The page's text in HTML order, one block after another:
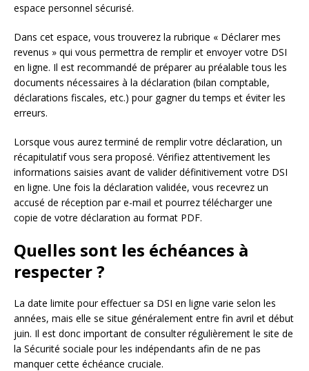
espace personnel sécurisé.
Dans cet espace, vous trouverez la rubrique « Déclarer mes
revenus » qui vous permettra de remplir et envoyer votre DSI
en ligne. Il est recommandé de préparer au préalable tous les
documents nécessaires à la déclaration (bilan comptable,
déclarations fiscales, etc.) pour gagner du temps et éviter les
erreurs.
Lorsque vous aurez terminé de remplir votre déclaration, un
récapitulatif vous sera proposé. Vérifiez attentivement les
informations saisies avant de valider définitivement votre DSI
en ligne. Une fois la déclaration validée, vous recevrez un
accusé de réception par e-mail et pourrez télécharger une
copie de votre déclaration au format PDF.
Quelles sont les échéances à
respecter ?
La date limite pour effectuer sa DSI en ligne varie selon les
années, mais elle se situe généralement entre fin avril et début
juin. Il est donc important de consulter régulièrement le site de
la Sécurité sociale pour les indépendants afin de ne pas
manquer cette échéance cruciale.